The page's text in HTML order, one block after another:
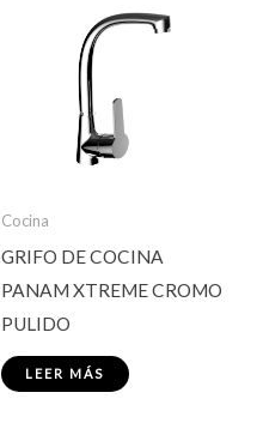
Cocina
GRIFO DE COCINA
PANAM XTREME CROMO
PULIDO
LEER MÁS